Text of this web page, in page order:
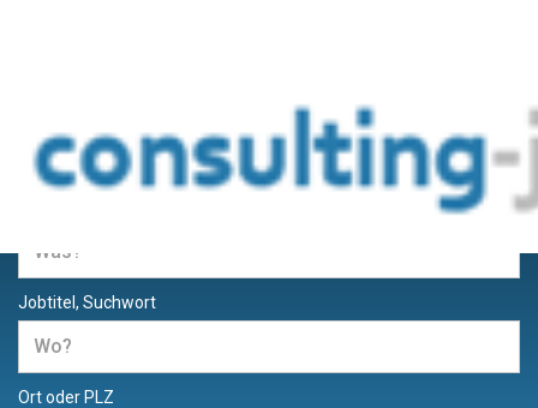
Jobs und Stellenangebote für
Berater und Consultants
Jobtitel, Suchwort
Ort oder PLZ